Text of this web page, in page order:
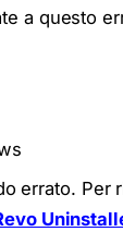
a questo
errato. Per